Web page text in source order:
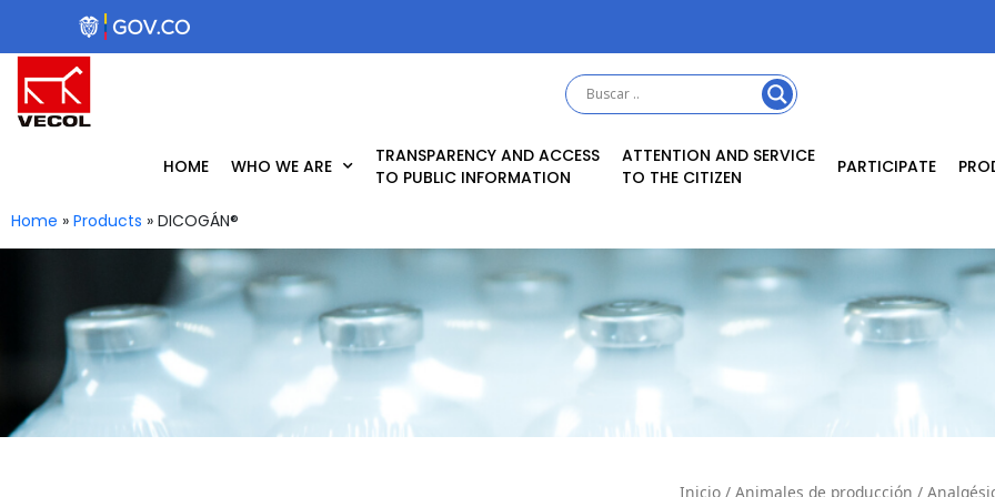
content
HOME WHO WE ARE
TRANSPARENCY AND ACCESS
TO PUBLIC INFORMATION
ATTENTION AND SERVICE
TO THE CITIZEN
PARTICIPATE
Home » Products » DICOGÁN®
Inicio/ Animales de producción /